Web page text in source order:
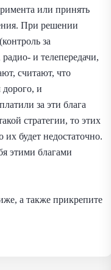
или принять
При решении
за
и телепередачи,
считают, что
дорого, и
за эти блага
стратегии, то этих
их будет недостаточно.
этими благами
а также прикрепите